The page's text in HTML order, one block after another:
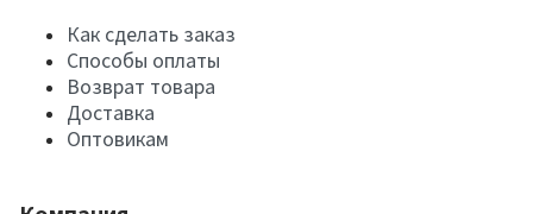
Как сделать заказ
Способы оплаты
Возврат товара
Доставка
Оптовикам